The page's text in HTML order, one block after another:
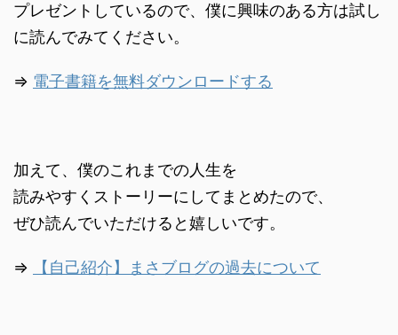
プレゼントしているので、僕に興味のある方は試し
に読んでみてください。
⇒ 電子書籍を無料ダウンロードする
加えて、僕のこれまでの人生を
読みやすくストーリーにしてまとめたので、
ぜひ読んでいただけると嬉しいです。
⇒ 【自己紹介】まさブログの過去について